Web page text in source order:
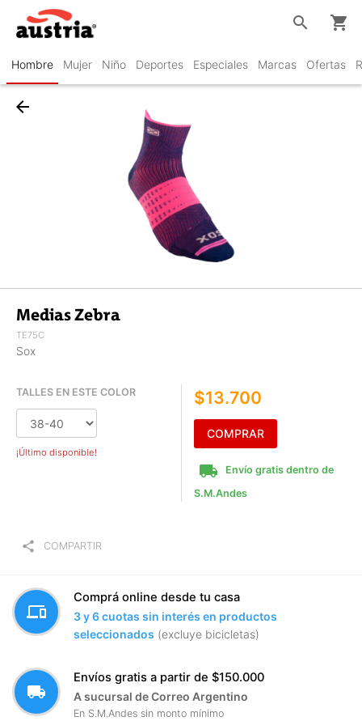
Hombre Mujer Niño Deportes Especiales Marcas Ofertas
search shopping_cart
arrow_back
Medias Zebra
TE75C
Sox
TALLES EN ESTE COLOR
¡Último disponible!
$13.700
COMPRAR
local_shipping
Envío gratis dentro de
S.M.Andes
share COMPARTIR
devices
Comprá online desde tu casa
3 y 6 cuotas sin interés en productos
seleccionados (excluye bicicletas)
local_shipping
Envíos gratis a partir de $150.000
A sucursal de Correo Argentino
En S.M.Andes sin monto mínimo